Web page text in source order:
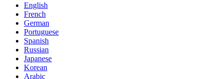
English
French
German
Portuguese
Spanish
Russian
Japanese
Korean
Arabic